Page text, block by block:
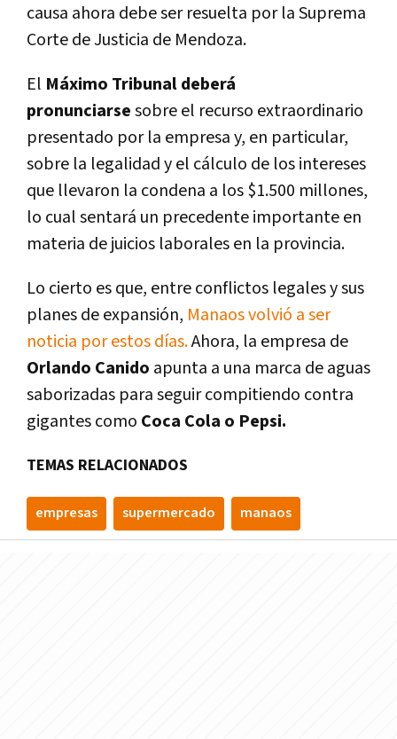
causa ahora debe ser resuelta por la Suprema
Corte de Justicia de Mendoza.
El Máximo Tribunal deberá
pronunciarsesobre el recurso extraordinario
presentado por la empresa y, en particular,
sobre la legalidad y el cálculo de los intereses
que llevaron la condena a los $1.500 millones,
lo cual sentará un precedente importante en
materia de juicios laborales en la provincia.
Lo cierto es que, entre conflictos legales y sus
planes de expansión, Manaos volvió a ser
noticia por estos días.Ahora, la empresa de
Orlando Canido apunta a una marca de aguas
saborizadas para seguir compitiendo contra
gigantes como Coca Cola o Pepsi.
TEMAS RELACIONADOS
empresas supermercado manaos